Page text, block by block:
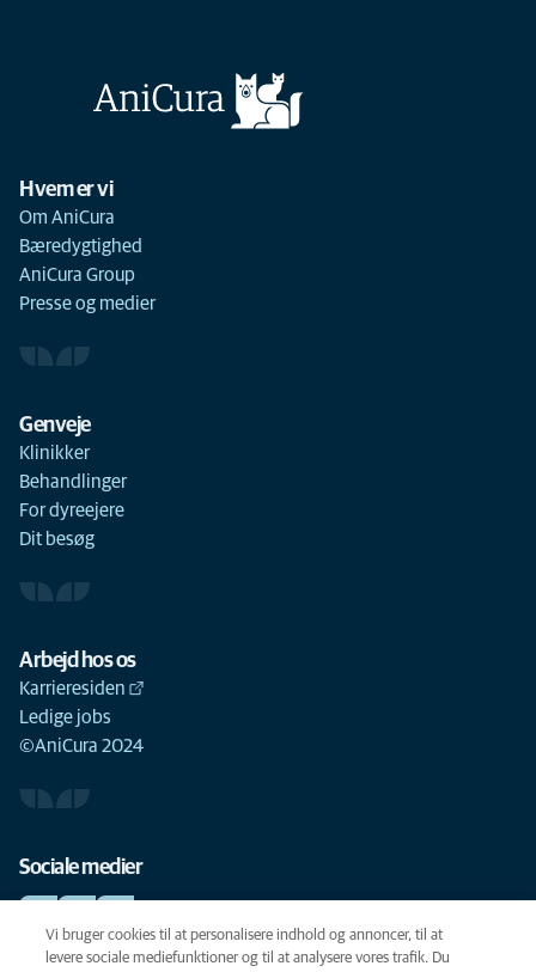
Hvem er vi
Om AniCura
Bæredygtighed
AniCura Group
Presse og medier
Genveje
Klinikker
Behandlinger
For dyreejere
Dit besøg
Arbejd hos os
Karrieresiden
Ledige jobs
©AniCura 2024
Sociale medier
Vi bruger cookies til at personalisere indhold og annoncer, til at
levere sociale mediefunktioner og til at analysere vores trafik. Du